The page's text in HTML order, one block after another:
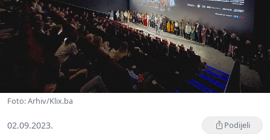
Foto: Arhiv/Klix.ba
02.09.2023. Podijeli